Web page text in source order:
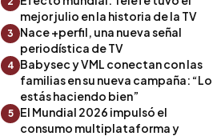
mejor julio en la historia de la TV
3
Nace +perfil, una nueva señal
periodística de TV
4 Babysec y VML conectan con las
familias en su nueva campaña: “Lo
estás haciendo bien”
5
El Mundial 2026 impulsó el
consumo multiplataforma y